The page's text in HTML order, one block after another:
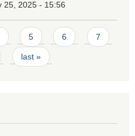
25, 2025 - 15:56
5 6 7
last »